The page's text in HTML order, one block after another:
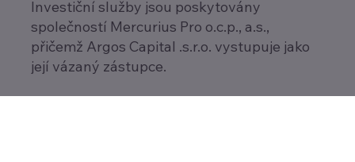
Investiční služby jsou poskytovány
společností Mercurius Pro o.c.p., a.s.,
přičemž Argos Capital .s.r.o. vystupuje jako
její vázaný zástupce.